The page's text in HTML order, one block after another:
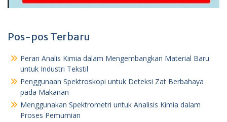
Pos-pos Terbaru
Peran Analis Kimia dalam Mengembangkan Material Baru
untuk Industri Tekstil
Penggunaan Spektroskopi untuk Deteksi Zat Berbahaya
pada Makanan
Menggunakan Spektrometri untuk Analisis Kimia dalam
Proses Pemurnian